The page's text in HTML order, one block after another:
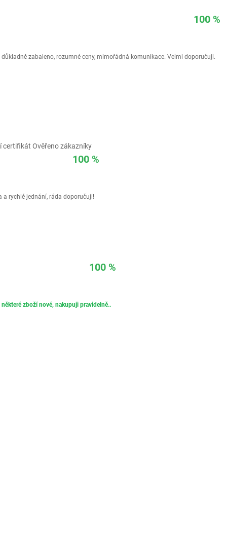
100 %
zabaleno, rozumné ceny, mimořádná komunikace. Velmi doporučuji.
certifikát Ověřeno zákazníky
100 %
a rychlé jednání, ráda doporučuji!
100 %
zboží nové, nakupuji pravidelně..